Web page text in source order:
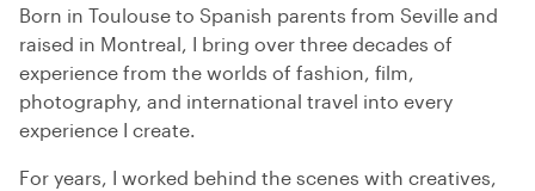
Born in Toulouse to Spanish parents from Seville and
raised in Montreal, I bring over three decades of
experience from the worlds of fashion, film,
photography, and international travel into every
experience I create.
For years, I worked behind the scenes with creatives,